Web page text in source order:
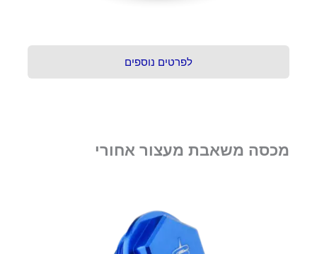
לפרטים נוספים
מכסה משאבת מעצור אחורי